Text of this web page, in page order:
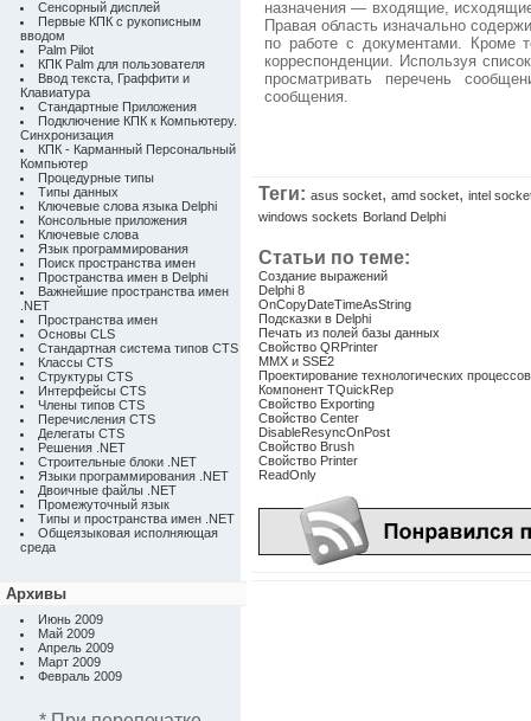
Сенсорный дисплей
Первые КПК с рукописным
вводом
Palm Pilot
КПК Palm для пользователя
Ввод текста, Граффити и
Клавиатура
Стандартные Приложения
Подключение КПК к Компьютеру.
Синхронизация
КПК - Карманный Персональный
Компьютер
Процедурные типы
Типы данных
Ключевые слова языка Delphi
Консольные приложения
Ключевые слова
Язык программирования
Поиск пространства имен
Пространства имен в Delphi
Важнейшие пространства имен
.NET
Пространства имен
Основы CLS
Стандартная система типов CTS
Классы CTS
Структуры CTS
Интерфейсы CTS
Члены типов CTS
Перечисления CTS
Делегаты CTS
Решения .NET
Строительные блоки .NET
Языки программирования .NET
Двоичные файлы .NET
Промежуточный язык
Типы и пространства имен .NET
Общеязыковая исполняющая
среда
Архивы
Июнь 2009
Май 2009
Апрель 2009
Март 2009
Февраль 2009
назначения — входящие,
Правая область изначально
по работе с документами. Кроме
корреспонденции. Используя
просматривать перечень
сообщения.
Теги: asus socket, amd socket, intel
windows sockets Borland Delphi
Статьи по теме:
Создание выражений
Delphi 8
OnCopyDateTimeAsString
Подсказки в Delphi
Печать из полей базы данных
Свойство QRPrinter
MMX и SSE2
Проектирование технологических
Компонент TQuickRep
Свойство Exporting
Свойство Center
DisableResyncOnPost
Свойство Brush
Свойство Printer
ReadOnly